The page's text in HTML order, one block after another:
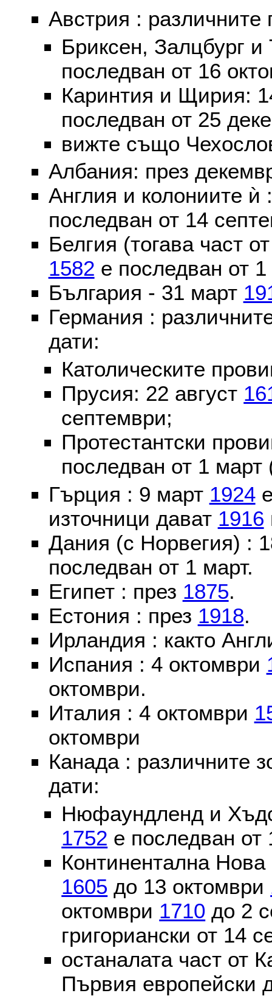
Австрия :
Бриксен, Залцбург
последван от 16
Каринтия и Щирия:
последван от 25
вижте също
Албания: през
Англия и колониите
последван от 14
Белгия (тогава част
1582 е последван от
България - 31 март
Германия :
дати:
Католическите
Прусия: 22 август
септември;
Протестантски
последван от 1 март
Гърция : 9 март 1924е
източници дават 1916
Дания (с Норвегия) :
последван от 1 март.
Египет : през 1875.
Естония : през 1918.
Ирландия : както
Испания : 4 октомври
октомври.
Италия : 4 октомври
октомври
Канада : различните
дати:
Нюфаундленд и
1752 е последван от
Континентална
1605 до 13 октомври
октомври 1710 до 2
григориански от 14
останалата част от
Първия европейски